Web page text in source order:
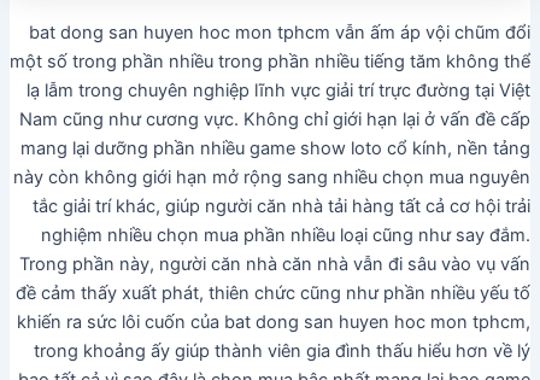
bat dong san huyen hoc mon tphcm vẫn ấm áp vội chũm đổi
một số trong phần nhiều trong phần nhiều tiếng tăm không thể
lạ lẫm trong chuyên nghiệp lĩnh vực giải trí trực đường tại Việt
Nam cũng như cương vực. Không chỉ giới hạn lại ở vấn đề cấp
mang lại dưỡng phần nhiều game show loto cổ kính, nền tảng
này còn không giới hạn mở rộng sang nhiều chọn mua nguyên
tắc giải trí khác, giúp người căn nhà tải hàng tất cả cơ hội trải
nghiệm nhiều chọn mua phần nhiều loại cũng như say đắm.
Trong phần này, người căn nhà căn nhà vẫn đi sâu vào vụ vấn
đề cảm thấy xuất phát, thiên chức cũng như phần nhiều yếu tố
khiến ra sức lôi cuốn của bat dong san huyen hoc mon tphcm,
trong khoảng ấy giúp thành viên gia đình thấu hiểu hơn về lý